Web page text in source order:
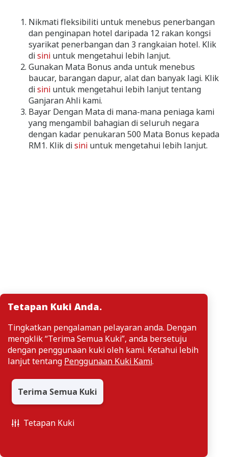
Tetapan Kuki Anda.
Tingkatkan pengalaman pelayaran anda. Dengan
mengklik “Terima Semua Kuki”, anda bersetuju
dengan penggunaan kuki oleh kami. Ketahui lebih
lanjut tentang Penggunaan Kuki Kami.
Terima Semua Kuki
Tetapan Kuki
Nikmati fleksibiliti untuk menebus penerbangan
dan penginapan hotel daripada 12 rakan kongsi
syarikat penerbangan dan 3 rangkaian hotel. Klik
disini untuk mengetahui lebih lanjut.
Gunakan Mata Bonus anda untuk menebus
baucar, barangan dapur, alat dan banyak lagi. Klik
disini untuk mengetahui lebih lanjut tentang
Ganjaran Ahli kami.
Bayar Dengan Mata di mana-mana peniaga kami
yang mengambil bahagian di seluruh negara
dengan kadar penukaran 500 Mata Bonus kepada
RM1. Klik disini untuk mengetahui lebih lanjut.